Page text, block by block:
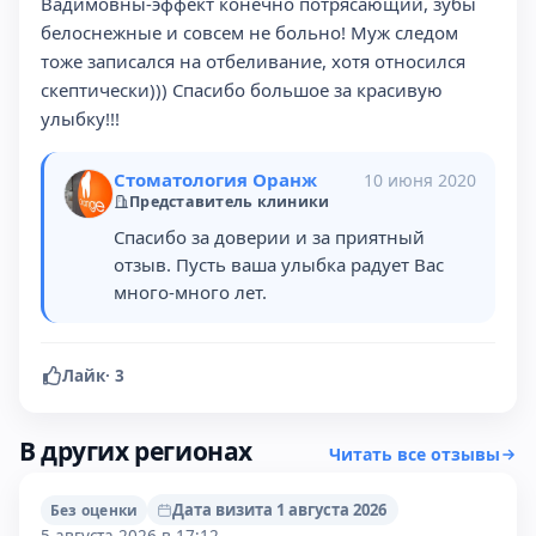
белоснежные и совсем не больно! Муж следом
тоже записался на отбеливание, хотя относился
скептически))) Спасибо большое за красивую
улыбку!!!
Стоматология Оранж
Представитель клиники
10 июня 2020
Спасибо за доверии и за приятный
отзыв. Пусть ваша улыбка радует Вас
много-много лет.
Лайк· 3
В других регионах Читать все отзывы
Без оценки
Дата визита 1 августа 2026